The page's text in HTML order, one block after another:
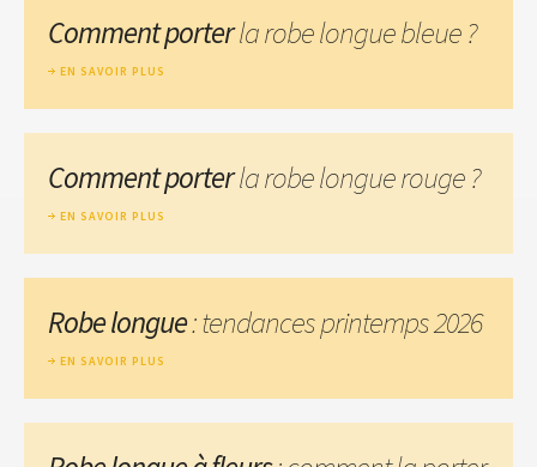
Comment porterla robe longue bleue ?
EN SAVOIR PLUS
Comment porterla robe longue rouge ?
EN SAVOIR PLUS
Robe longue: tendances printemps 2026
EN SAVOIR PLUS